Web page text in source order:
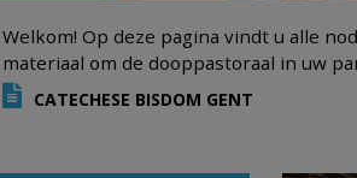
Welkom! Op deze pagina vindt u alle
materiaal om de dooppastoraal in uw
CATECHESE BISDOM GENT